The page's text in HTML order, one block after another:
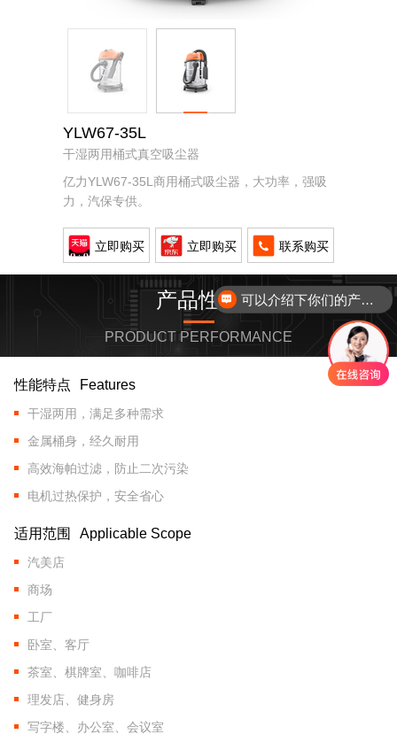
YLW67-35L
干湿两用桶式真空吸尘器
亿力YLW67-35L商用桶式吸尘器，大功率，强吸
力，汽保专供。
立即购买 立即购买 联系购买
产品性能
PRODUCT PERFORMANCE
性能特点 Features
干湿两用，满足多种需求
金属桶身，经久耐用
高效海帕过滤，防止二次污染
电机过热保护，安全省心
适用范围 Applicable Scope
汽美店
商场
工厂
卧室、客厅
茶室、棋牌室、咖啡店
理发店、健身房
写字楼、办公室、会议室
可以介绍下你们的产品么？